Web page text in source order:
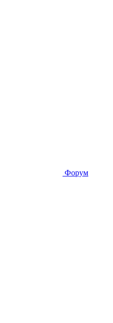
Форум